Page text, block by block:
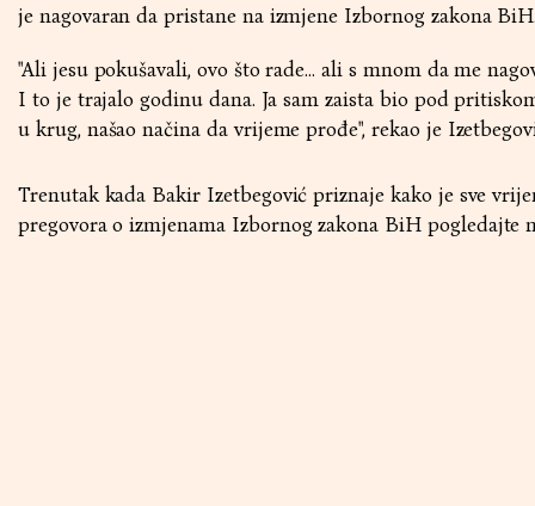
je nagovaran da pristane na izmjene Izbornog zakona
"Ali jesu pokušavali, ovo što rade... ali s mnom da me
I to je trajalo godinu dana. Ja sam zaista bio pod
u krug, našao načina da vrijeme prođe", rekao je
Trenutak kada Bakir Izetbegović priznaje kako je sve
pregovora o izmjenama Izbornog zakona BiH pogledajte